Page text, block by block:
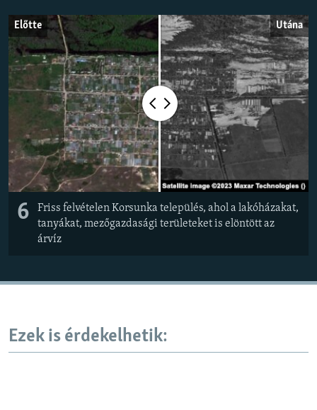
Előtte Utána
6
Friss felvételen Korsunka település, ahol a lakóházakat,
tanyákat, mezőgazdasági területeket is elöntött az
árvíz
Ezek is érdekelhetik: